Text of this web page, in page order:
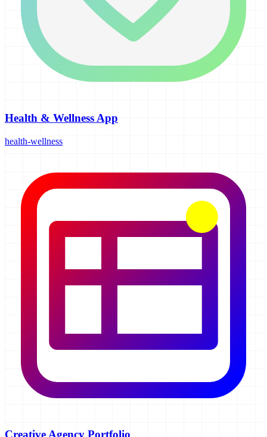
Health & Wellness App
health-wellness
Creative Agency Portfolio